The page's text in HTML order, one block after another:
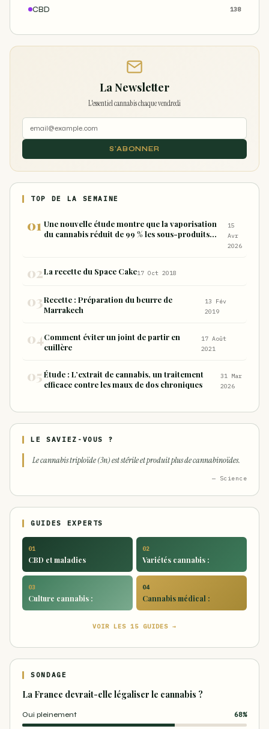
CBD 138
La Newsletter
L'essentiel cannabis chaque vendredi
S'ABONNER
TOP DE LA SEMAINE
Une nouvelle étude montre que la vaporisation
du cannabis réduit de 99 % les sous-produits
15
Avr
2026
La recette du Space Cake17 Oct 2018
Recette : Préparation du beurre de
Marrakech
13 Fév
2019
Comment éviter un joint de partir en
cuillère
17 Août
2021
Étude : L’extrait de cannabis, un traitement
efficace contre les maux de dos chroniques
31 Mar
2026
LE SAVIEZ-VOUS ?
Le cannabis triploïde (3n) est stérile et produit plus de cannabinoïdes.
— Science
GUIDES EXPERTS
01
CBD et maladies
02
Variétés cannabis :
03
Culture cannabis :
04
Cannabis médical :
VOIR LES 15 GUIDES →
SONDAGE
La France devrait-elle légaliser le cannabis ?
Oui pleinement 68%